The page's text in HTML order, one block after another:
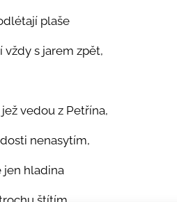
plaše
vždy s jarem zpět,
vedou z Petřína,
nenasytím,
jen hladina